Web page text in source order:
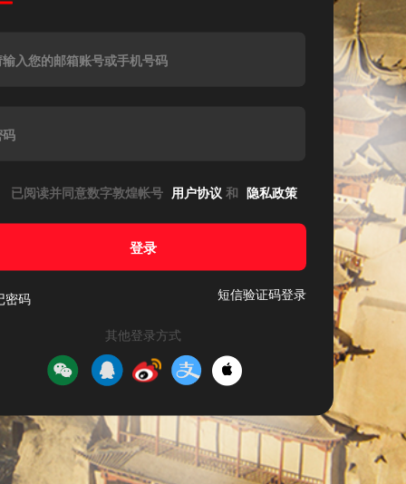
入您的邮箱账号或手机号码
已阅读并同意数字敦煌帐号 用户协议 和 隐私政策
登录
密码 短信验证码登录
其他登录方式